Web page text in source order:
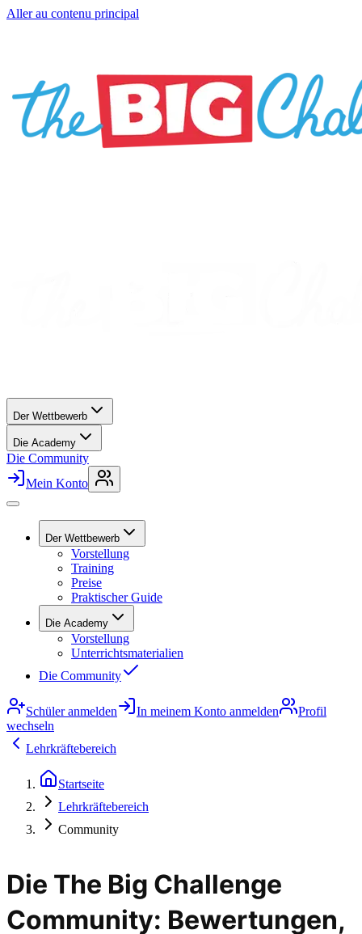
Aller au contenu principal
Der Wettbewerb
Die Academy
Die Community
Mein Konto
Der Wettbewerb
Vorstellung
Training
Preise
Praktischer Guide
Die Academy
Vorstellung
Unterrichtsmaterialien
Die Community
Schüler anmelden In meinem Konto anmelden
Profil
wechseln
Lehrkräftebereich
Startseite
Lehrkräftebereich
Community
Die The Big Challenge
Community: Bewertungen,